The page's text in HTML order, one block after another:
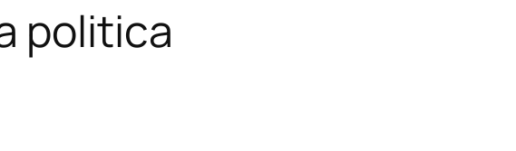
politica